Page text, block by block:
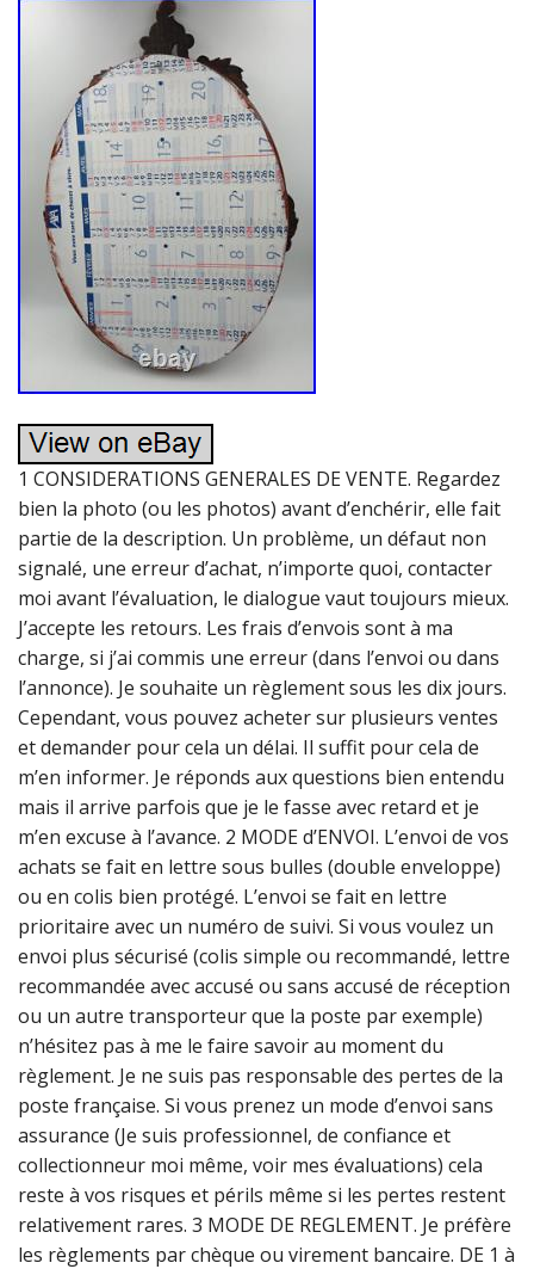
1 CONSIDERATIONS GENERALES DE VENTE. Regardez
bien la photo (ou les photos) avant d’enchérir, elle fait
partie de la description. Un problème, un défaut non
signalé, une erreur d’achat, n’importe quoi, contacter
moi avant l’évaluation, le dialogue vaut toujours mieux.
J’accepte les retours. Les frais d’envois sont à ma
charge, si j’ai commis une erreur (dans l’envoi ou dans
l’annonce). Je souhaite un règlement sous les dix jours.
Cependant, vous pouvez acheter sur plusieurs ventes
et demander pour cela un délai. Il suffit pour cela de
m’en informer. Je réponds aux questions bien entendu
mais il arrive parfois que je le fasse avec retard et je
m’en excuse à l’avance. 2 MODE d’ENVOI. L’envoi de vos
achats se fait en lettre sous bulles (double enveloppe)
ou en colis bien protégé. L’envoi se fait en lettre
prioritaire avec un numéro de suivi. Si vous voulez un
envoi plus sécurisé (colis simple ou recommandé, lettre
recommandée avec accusé ou sans accusé de réception
ou un autre transporteur que la poste par exemple)
n’hésitez pas à me le faire savoir au moment du
règlement. Je ne suis pas responsable des pertes de la
poste française. Si vous prenez un mode d’envoi sans
assurance (Je suis professionnel, de confiance et
collectionneur moi même, voir mes évaluations) cela
reste à vos risques et périls même si les pertes restent
relativement rares. 3 MODE DE REGLEMENT. Je préfère
les règlements par chèque ou virement bancaire. DE 1 à